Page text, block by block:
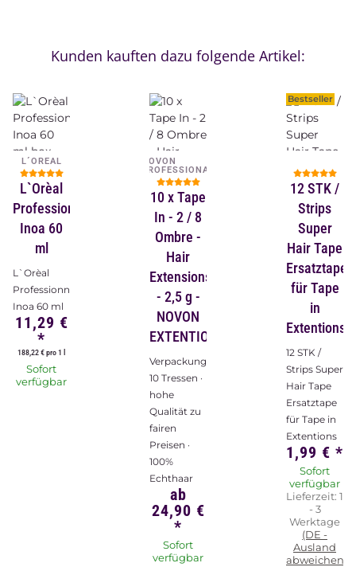
Kunden kauften dazu folgende Artikel:
L´OREAL
L`Orèal
Professionnel
Inoa 60
ml
L`Orèal
Professionnel
Inoa 60 ml
11,29 €
*
188,22 € pro 1 l
Sofort
verfügbar
NOVON
PROFESSIONAL
10 x Tape
In - 2 / 8
Ombre -
Hair
Extensions
- 2,5 g -
NOVON
EXTENTIONS
Verpackungsinhalt:
10 Tressen ·
hohe
Qualität zu
fairen
Preisen ·
100%
Echthaar
ab
24,90 €
*
Sofort
verfügbar
Bestseller
12 STK /
Strips
Super
Hair Tape
Ersatztape
für Tape
in
Extentions
12 STK /
Strips Super
Hair Tape
Ersatztape
für Tape in
Extentions
1,99 € *
Sofort
verfügbar
Lieferzeit: 1
- 3
Werktage
(DE -
Ausland
abweichend)